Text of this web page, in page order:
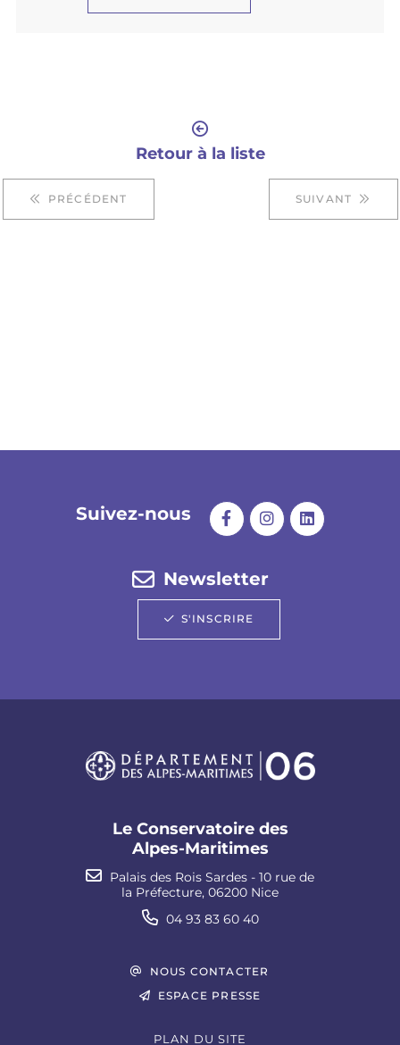
PRÉCÉDENT
Retour à la liste
SUIVANT
Suivez-nous
Newsletter
S'INSCRIRE
Le Conservatoire des
Alpes-Maritimes
Palais des Rois Sardes - 10 rue de
la Préfecture, 06200 Nice
04 93 83 60 40
NOUS CONTACTER
ESPACE PRESSE
PLAN DU SITE